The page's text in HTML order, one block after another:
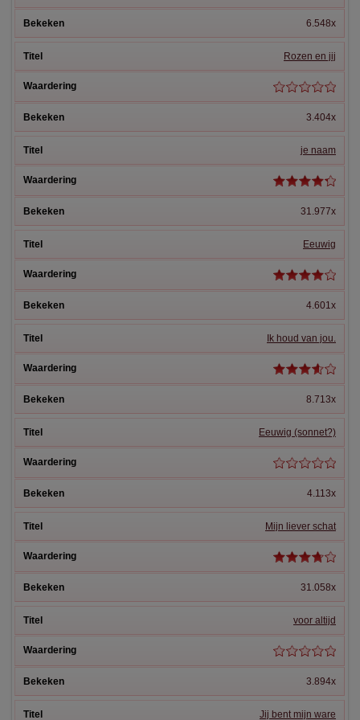
6.548x
Rozen en jij
3.404x
je naam
31.977x
Eeuwig
4.601x
Ik houd van jou.
8.713x
Eeuwig (sonnet?)
4.113x
Mijn liever schat
31.058x
voor altijd
3.894x
Jij bent mijn ware